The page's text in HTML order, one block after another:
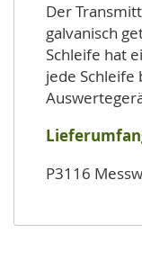
Der
galvanisch
Schleife hat
jede
P3116